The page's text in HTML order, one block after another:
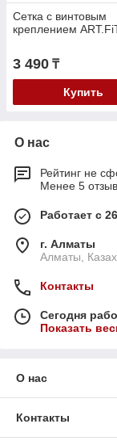
Сетка с винтовым
креплением
3 490 ₸
Купить
О нас
Рейтинг не
Менее 5
Работает с
г. Алматы
Алматы,
Контакты
Сегодня
Показать
О нас
Контакты